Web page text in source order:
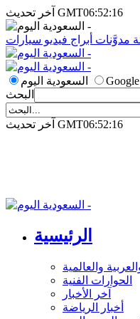
آخر تحديث GMT06:52:16
مدوَّنات أبراج فيديو سيارات
السعودية اليوم
Google
البحث
آخر تحديث GMT06:52:16
الرئيسية
والعالمية
الحوارات الفنية
آخر الأخبار
أخبار الرياضة